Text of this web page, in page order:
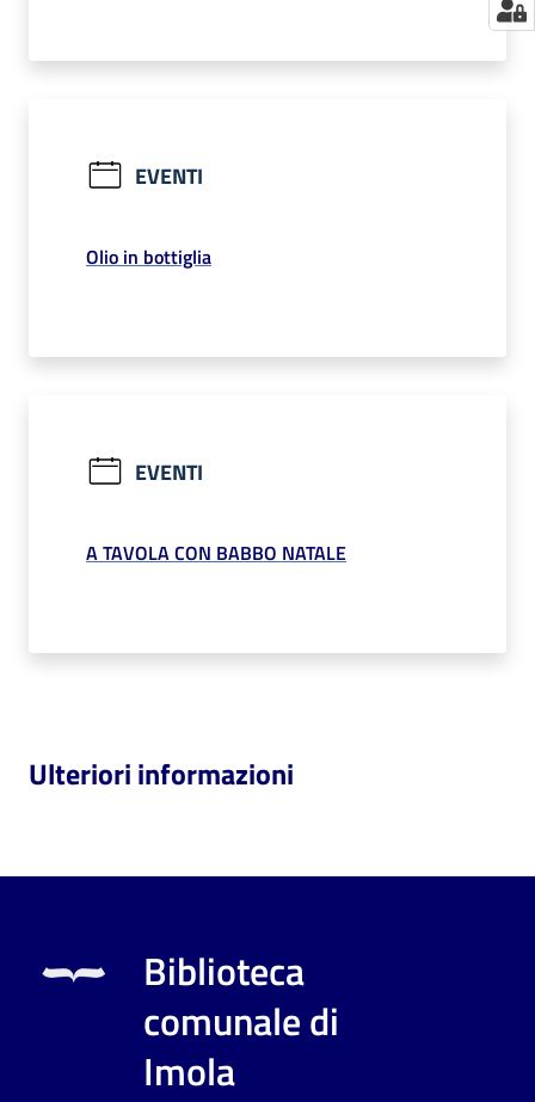
EVENTI
Olio in bottiglia
EVENTI
A TAVOLA CON BABBO NATALE
Ulteriori informazioni
Biblioteca
comunale di
Imola